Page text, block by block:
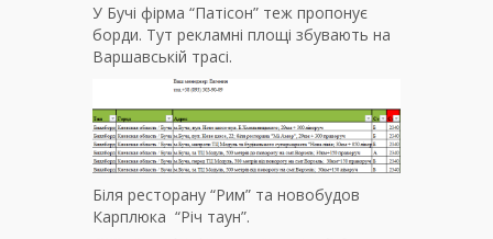
У Бучі фірма “Патісон” теж пропонує
борди. Тут рекламні площі збувають на
Варшавській трасі.
Біля ресторану “Рим” та новобудов
Карплюка “Річ таун”.